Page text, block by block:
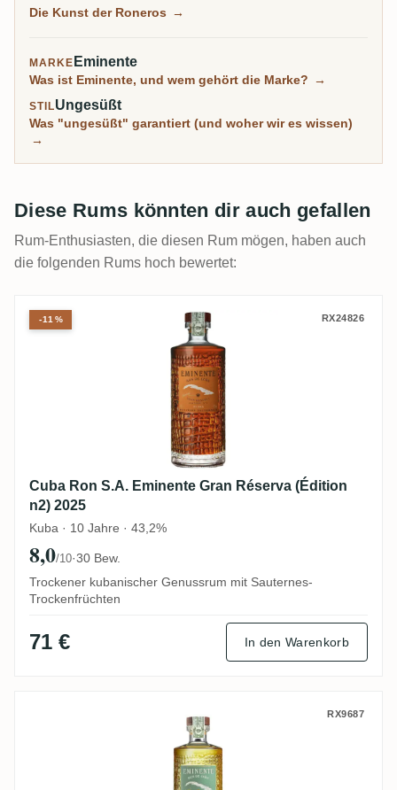
Die Kunst der Roneros →
MARKE Eminente
Was ist Eminente, und wem gehört die Marke? →
STILUngesüßt
Was "ungesüßt" garantiert (und woher wir es wissen)
→
Diese Rums könnten dir auch gefallen
Rum-Enthusiasten, die diesen Rum mögen, haben auch
die folgenden Rums hoch bewertet:
Cuba Ron S.A. Eminente Gran Réserva
RX24826
Cuba Ron S.A. Eminente Gran Réserva (Édition
n2) 2025
Kuba · 10 Jahre · 43,2%
8,0/10·30 Bew.
Trockener kubanischer Genussrum mit Sauternes-
Trockenfrüchten
71 € In den Warenkorb
-11%
Cuba Ron S.A. Eminente Ambar Claro
RX9687